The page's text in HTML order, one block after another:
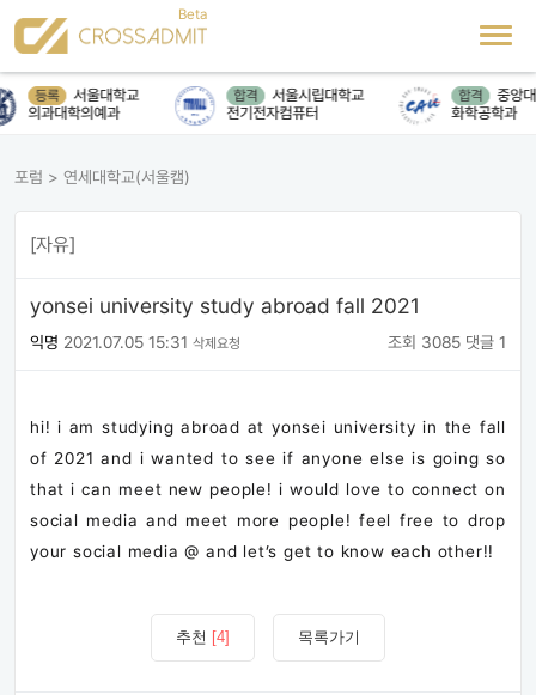
등록
서울대학교
의과대학의예과
합격
서울시립대학교
전기전자컴퓨터
합격
중앙
화학공학과
포럼 > 연세대학교(서울캠)
[자유]
yonsei university study abroad fall 2021
익명 2021.07.05 15:31 삭제요청 조회 3085 댓글 1
hi! i am studying abroad at yonsei university in the fall
of 2021 and i wanted to see if anyone else is going so
that i can meet new people! i would love to connect on
social media and meet more people! feel free to drop
your social media @ and let’s get to know each other!!
추천 [4] 목록가기